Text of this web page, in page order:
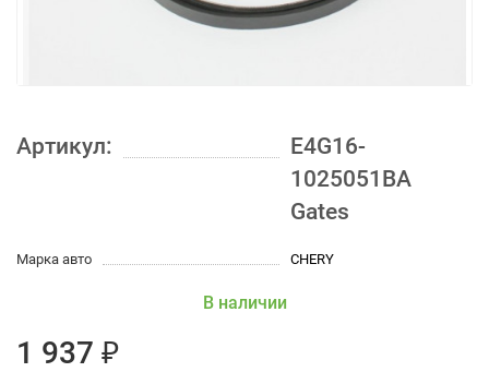
Артикул:
E4G16-
1025051BA
Gates
Марка авто CHERY
В наличии
1 937 ₽